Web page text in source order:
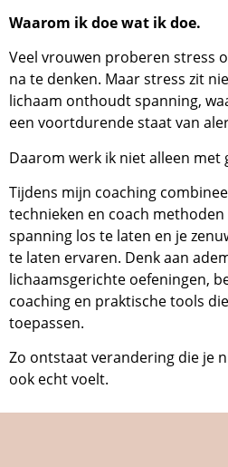
Waarom ik doe wat ik doe.
Veel vrouwen proberen stress
na te denken. Maar stress zit
lichaam onthoudt spanning,
een voortdurende staat van
Daarom werk ik niet alleen met
Tijdens mijn coaching
technieken en coach
spanning los te laten en je
te laten ervaren. Denk aan
lichaamsgerichte oefeningen,
coaching en praktische tools
toepassen.
Zo ontstaat verandering die je
ook echt voelt.